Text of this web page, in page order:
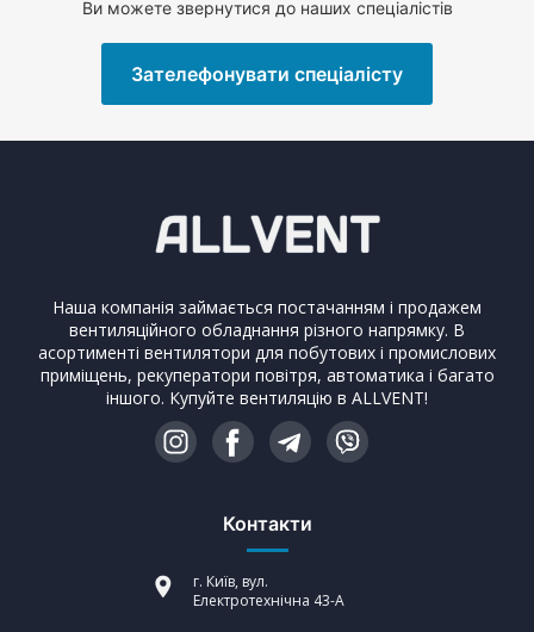
Ви можете звернутися до наших спеціалістів
Зателефонувати спеціалісту
Наша компанія займається постачанням і продажем
вентиляційного обладнання різного напрямку. В
асортименті вентилятори для побутових і промислових
приміщень, рекуператори повітря, автоматика і багато
іншого. Купуйте вентиляцію в ALLVENT!
Контакти
г. Київ, вул.
Електротехнічна 43-А